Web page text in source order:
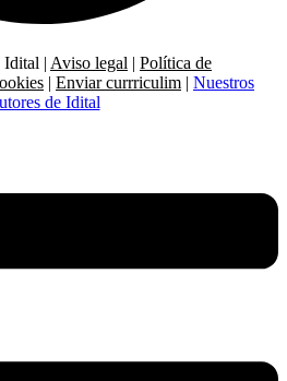
| Aviso legal | Política de
| Enviar currriculim | Nuestros
de Idital